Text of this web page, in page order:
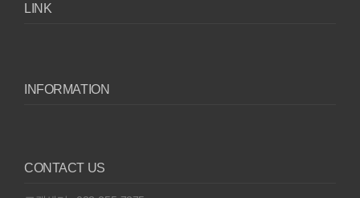
LINK
INFORMATION
CONTACT US